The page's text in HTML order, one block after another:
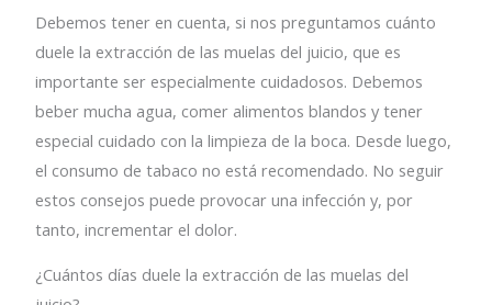
Debemos tener en cuenta, si nos preguntamos cuánto
duele la extracción de las muelas del juicio, que es
importante ser especialmente cuidadosos. Debemos
beber mucha agua, comer alimentos blandos y tener
especial cuidado con la limpieza de la boca. Desde luego,
el consumo de tabaco no está recomendado. No seguir
estos consejos puede provocar una infección y, por
tanto, incrementar el dolor.
¿Cuántos días duele la extracción de las muelas del